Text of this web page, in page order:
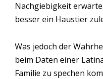
Nachgiebigkeit
besser ein Haustier
Was jedoch der
beim Daten einer
Familie zu spechen